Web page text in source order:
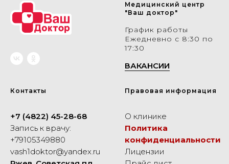
Медицинский центр
"Ваш доктор"
График работы
Ежедневно с 8:30 по
17:30
ВАКАНСИИ
Контакты
+7 (4822) 45-28-68
Запись к врачу:
+79105349880
vash1doktor@yandex.ru
Правовая информация
О клинике
Политика
конфиденциальности
Лицензии